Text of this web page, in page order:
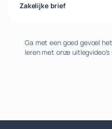
Zakelijke brief
Ga met een goed gevoel het
leren met onze uitlegvideo's